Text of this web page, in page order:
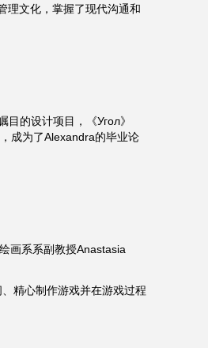
理文化，掌握了现代沟通和
的设计项目，《Угол》
成为了Alexandra的毕业论
画系系副教授Anastasia
精心制作游戏并在游戏过程